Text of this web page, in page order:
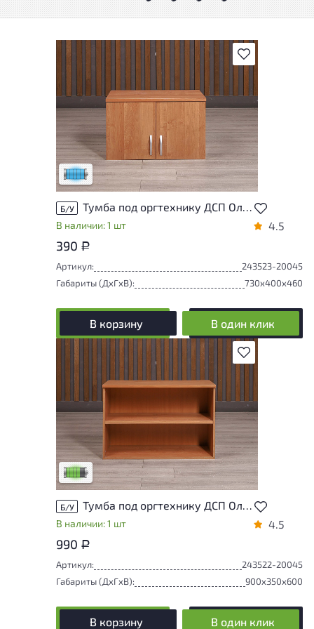
В избранное
Состояние товара приближено к новому,
могут присутствовать незначительные
следы эксплуатации
Низкая степень износа
Б/У Тумба под оргтехнику ДСП Ольха Россия
В наличии: 1 шт 4.5
390 Р
Артикул:
243523-20045
Габариты (ДxГxВ):
730x400x460
В корзину В один клик
В избранное
У товара присутствуют незначительные
следы эксплуатации, не влияющие на
удобство его использования
Низкая степень износа
Б/У Тумба под оргтехнику ДСП Ольха Россия
В наличии: 1 шт 4.5
990 Р
Артикул:
243522-20045
Габариты (ДxГxВ):
900x350x600
В корзину В один клик